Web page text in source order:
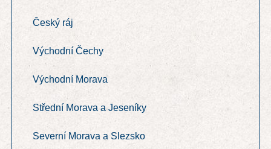
Český ráj
Východní Čechy
Východní Morava
Střední Morava a Jeseníky
Severní Morava a Slezsko